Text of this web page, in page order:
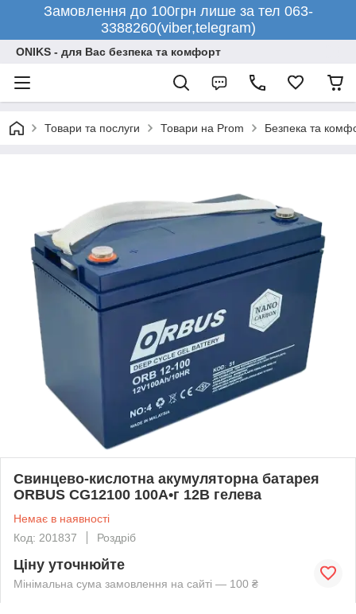
Замовлення до 100грн лише за тел 063-
3388260(viber,telegram)
ONIKS - для Вас безпека та комфорт
Товари та послуги Товари на Prom Безпека та
Свинцево-кислотна акумуляторна батарея
ORBUS CG12100 100А•г 12В гелева
Немає в наявності
Код: 201837
Роздріб
Ціну уточнюйте
Мінімальна сума замовлення на сайті — 100 ₴